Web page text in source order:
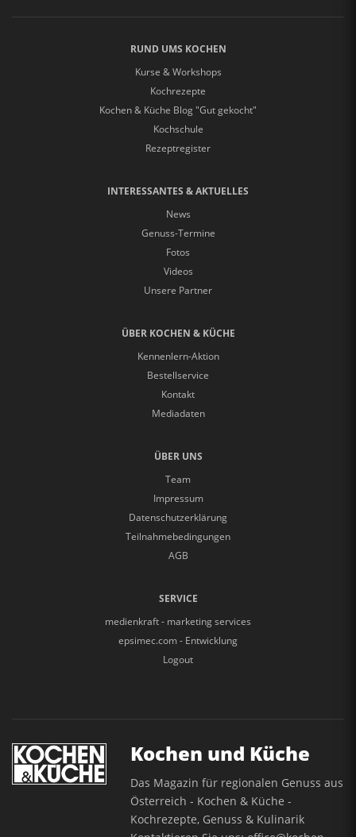
RUND UMS KOCHEN
Kurse & Workshops
Kochrezepte
Kochen & Küche Blog "Gut gekocht"
Kochschule
Rezeptregister
INTERESSANTES & AKTUELLES
News
Genuss-Termine
Fotos
Videos
Unsere Partner
ÜBER KOCHEN & KÜCHE
Kennenlern-Aktion
Bestellservice
Kontakt
Mediadaten
ÜBER UNS
Team
Impressum
Datenschutzerklärung
Teilnahmebedingungen
AGB
SERVICE
medienkraft - marketing services
epsimec.com - Entwicklung
Logout
Kochen und Küche
Das Magazin für regionalen Genuss aus
Österreich - Kochen & Küche -
Kochrezepte, Genuss & Kulinarik